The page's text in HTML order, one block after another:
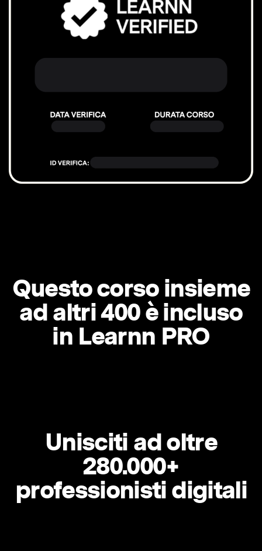
Questo corso insieme
ad altri 400 è incluso
in Learnn PRO
Unisciti ad oltre
280.000+
professionisti digitali